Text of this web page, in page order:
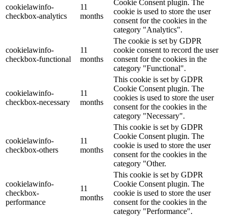
cookielawinfo-
checkbox-analytics
11
months
Cookie Consent plugin. The
cookie is used to store the user
consent for the cookies in the
category "Analytics".
cookielawinfo-
checkbox-functional
11
months
The cookie is set by GDPR
cookie consent to record the user
consent for the cookies in the
category "Functional".
cookielawinfo-
checkbox-necessary
11
months
This cookie is set by GDPR
Cookie Consent plugin. The
cookies is used to store the user
consent for the cookies in the
category "Necessary".
cookielawinfo-
checkbox-others
11
months
This cookie is set by GDPR
Cookie Consent plugin. The
cookie is used to store the user
consent for the cookies in the
category "Other.
cookielawinfo-
checkbox-
performance
11
months
This cookie is set by GDPR
Cookie Consent plugin. The
cookie is used to store the user
consent for the cookies in the
category "Performance".